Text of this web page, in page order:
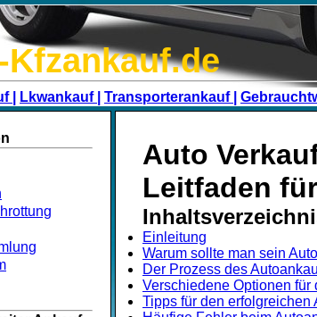
Kfzankauf.de
| Lkwankauf | Transporterankauf |
Auto
Leitfaden
Einleitung
Warum sollte man sein
Der Prozess des
Verschiedene Optionen für
Tipps für den erfolgreichen